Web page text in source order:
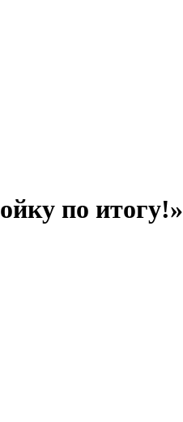
по итогу!»